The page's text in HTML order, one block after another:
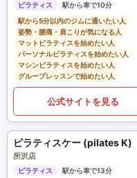
ピラティス
駅から車で10分
駅から5分以内のジムに通いたい人
姿勢・腰痛・肩こりが気になる人
マットピラティスを始めたい人
パーソナルピラティスを始めたい人
マシンピラティスを始めたい人
グループレッスンで始めたい人
公式サイトを見る
ピラティスケー (pilates K)
所沢店
ピラティス
駅から車で13分